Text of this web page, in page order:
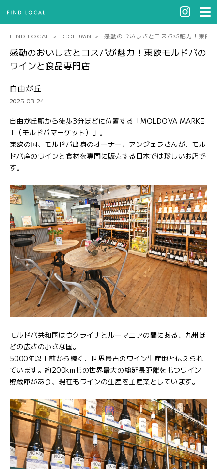
FIND LOCAL COLUMN 感動のおいしさとコスパが魅力！東欧
感動のおいしさとコスパが魅力！東欧モルドバの
ワインと食品専門店
自由が丘
2025.03.24
自由が丘駅から徒歩3分ほどに位置する「MOLDOVA MARKE
T（モルドバマーケット）」。
東欧の国、モルドバ出身のオーナー、アンジェラさんが、モル
ドバ産のワインと食材を専門に販売する日本では珍しいお店で
す。
モルドバ共和国はウクライナとルーマニアの間にある、九州ほ
どの広さの小さな国。
5000年以上前から続く、世界最古のワイン生産地と伝えられ
ています。約200kmもの世界最大の総延長距離をもつワイン
貯蔵庫があり、現在もワインの生産を主産業としています。